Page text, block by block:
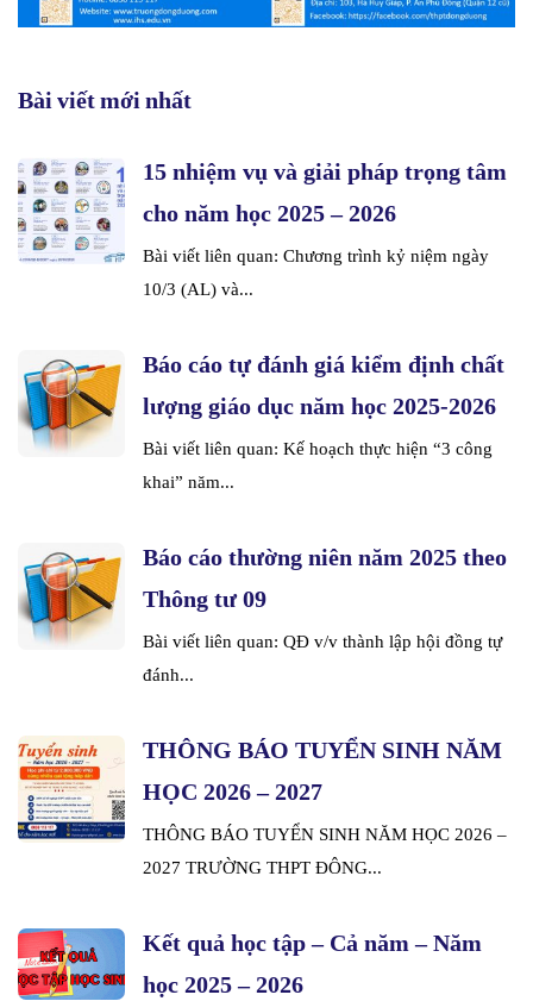
Bài viết mới nhất
15 nhiệm vụ và giải pháp trọng tâm
cho năm học 2025 – 2026
Bài viết liên quan: Chương trình kỷ niệm ngày
10/3 (AL) và...
Báo cáo tự đánh giá kiểm định chất
lượng giáo dục năm học 2025-2026
Bài viết liên quan: Kế hoạch thực hiện “3 công
khai” năm...
Báo cáo thường niên năm 2025 theo
Thông tư 09
Bài viết liên quan: QĐ v/v thành lập hội đồng tự
đánh...
THÔNG BÁO TUYỂN SINH NĂM
HỌC 2026 – 2027
THÔNG BÁO TUYỂN SINH NĂM HỌC 2026 –
2027 TRƯỜNG THPT ĐÔNG...
Kết quả học tập – Cả năm – Năm
học 2025 – 2026